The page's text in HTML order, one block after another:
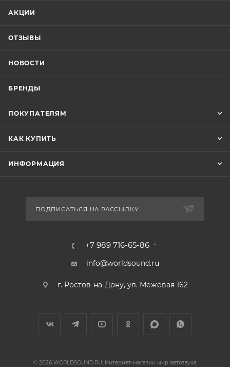
АКЦИИ
ОТЗЫВЫ
НОВОСТИ
БРЕНДЫ
ПОКУПАТЕЛЯМ
КАК КУПИТЬ
ИНФОРМАЦИЯ
ПОДПИСАТЬСЯ НА РАССЫЛКУ
+7 989 716-65-86
info@worldsound.ru
г. Ростов-на-Дону, ул. Межевая 162
© 2026 WORLDSOUND.RU, Интернет-магазин мир автозвука